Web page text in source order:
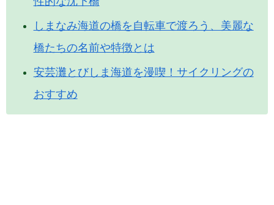
しまなみ海道の橋を自転車で渡ろう、美麗な
橋たちの名前や特徴とは
安芸灘とびしま海道を漫喫！サイクリングの
おすすめ